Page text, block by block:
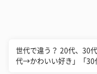
世代で違う？ 20代、30
代→かわいい好き」「30